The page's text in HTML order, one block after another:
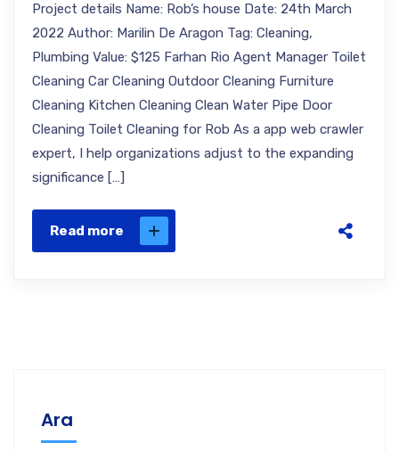
Project details Name: Rob’s house Date: 24th March
2022 Author: Marilin De Aragon Tag: Cleaning,
Plumbing Value: $125 Farhan Rio Agent Manager Toilet
Cleaning Car Cleaning Outdoor Cleaning Furniture
Cleaning Kitchen Cleaning Clean Water Pipe Door
Cleaning Toilet Cleaning for Rob As a app web crawler
expert, I help organizations adjust to the expanding
significance […]
Read more
Ara